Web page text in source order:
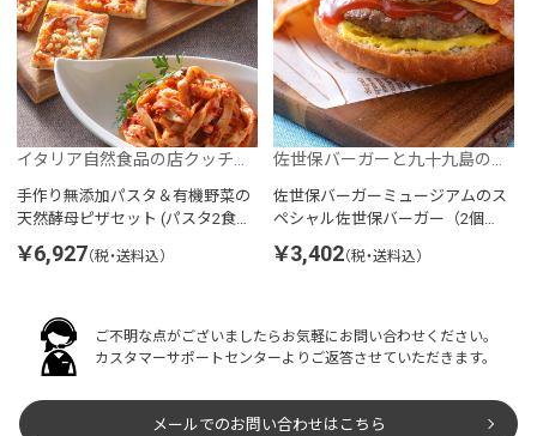
イタリア自然食品の店クッチーナ・リナルド
手作り無添加パスタ＆有機野菜の
天然酵母ピザセット (パスタ2食、
ピザ5枚入)
￥6,927（税・送料込）
佐世保バーガーと九十九島の幸 はな一
佐世保バーガーミュージアムのス
ペシャル佐世保バーガー（2個
入）
￥3,402（税・送料込）
ご不明な点がございましたらお気軽にお問い合わせください。
カスタマーサポートセンターよりご返答させていただきます。
メールでのお問い合わせはこちら